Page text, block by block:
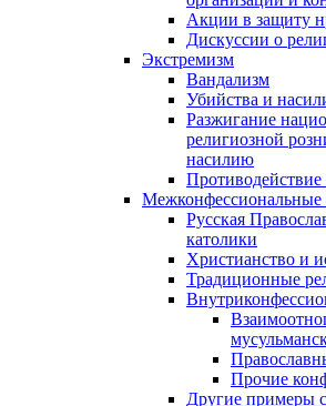
Акции в защиту
Дискуссии о
Экстремизм
Вандализм
Убийства и
Разжигание
религиозной
насилию
Противодействие
Межконфессиональные
Русская
католики
Христианство и
Традиционные
Прочие
Другие примеры